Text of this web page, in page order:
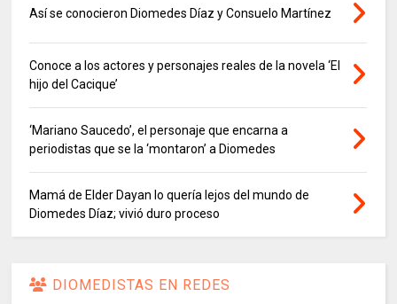
Así se conocieron Diomedes Díaz y Consuelo Martínez
Conoce a los actores y personajes reales de la novela ‘El
hijo del Cacique’
‘Mariano Saucedo’, el personaje que encarna a
periodistas que se la ‘montaron’ a Diomedes
Mamá de Elder Dayan lo quería lejos del mundo de
Diomedes Díaz; vivió duro proceso
DIOMEDISTAS EN REDES